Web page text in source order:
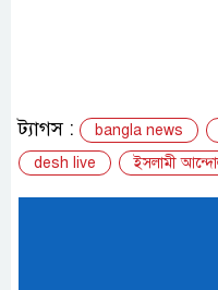
ট্যাগস : bangla news
desh live
ইসলামী